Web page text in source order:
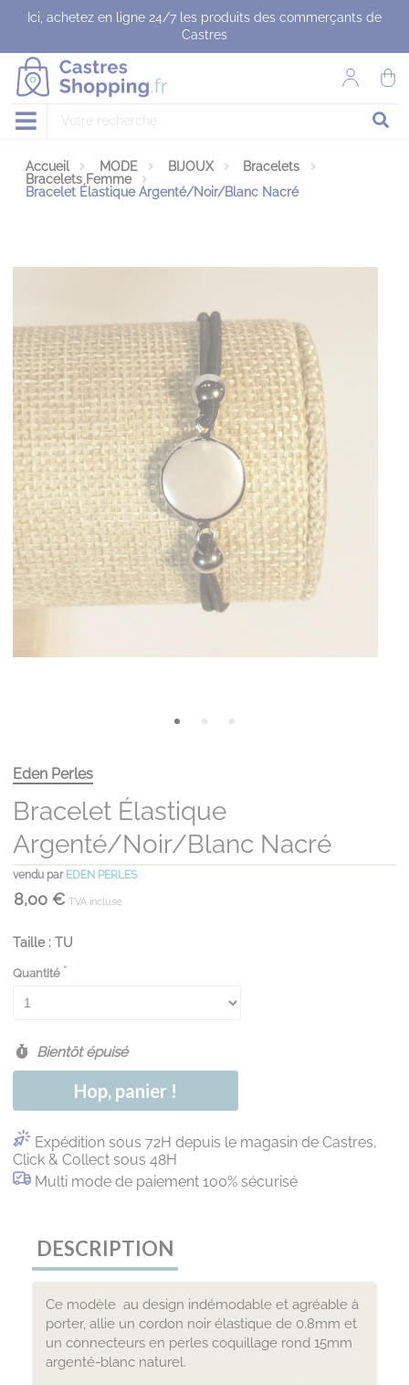
Ici, achetez en ligne 24/7 les produits des commerçants de
Castres
Accueil MODE BIJOUX
Bracelets
Bracelets Femme
Bracelet Élastique Argenté/Noir/Blanc Nacré
Eden Perles
Bracelet Élastique
Argenté/noir/blanc Nacré
vendu par EDEN PERLES
8,00 € TVA incluse
Taille : TU
Quantité
Bientôt épuisé
Hop, panier !
Expédition sous 72H depuis le magasin de Castres,
Click & Collect sous 48H
Multi mode de paiement 100% sécurisé
DESCRIPTION
Ce modèle au design indémodable et agréable à
porter, allie un cordon noir élastique de 0.8mm et
un connecteurs en perles coquillage rond 15mm
argenté-blanc naturel.
Panneau de gestion des cookies